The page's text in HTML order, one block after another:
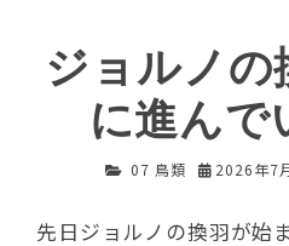
ジョルノの
に進んで
07 鳥類 2026年7
先日ジョルノの換羽が始